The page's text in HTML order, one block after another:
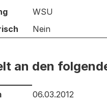
WSU
Nein
an den
den folgenden
06.03.2012